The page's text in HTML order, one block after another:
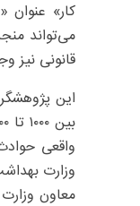
کار»
می‌تواند
قانونی نیز
این
واقعی
وزارت